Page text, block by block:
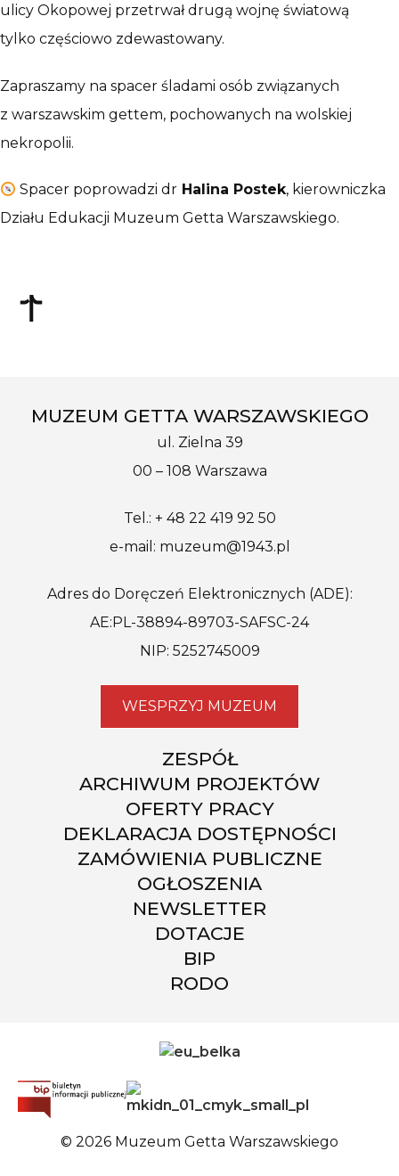
ulicy Okopowej przetrwał drugą wojnę światową
tylko częściowo zdewastowany.
Zapraszamy na spacer śladami osób związanych
z warszawskim gettem, pochowanych na wolskiej
nekropolii.
Spacer poprowadzi dr Halina Postek, kierowniczka
Działu Edukacji Muzeum Getta Warszawskiego.
MUZEUM GETTA WARSZAWSKIEGO
ul. Zielna 39
00 – 108 Warszawa
Tel.: + 48 22 419 92 50
e-mail: muzeum@1943.pl
Adres do Doręczeń Elektronicznych (ADE):
AE:PL-38894-89703-SAFSC-24
NIP: 5252745009
WESPRZYJ MUZEUM
ZESPÓŁ
ARCHIWUM PROJEKTÓW
OFERTY PRACY
DEKLARACJA DOSTĘPNOŚCI
ZAMÓWIENIA PUBLICZNE
OGŁOSZENIA
NEWSLETTER
DOTACJE
BIP
RODO
© 2026 Muzeum Getta Warszawskiego